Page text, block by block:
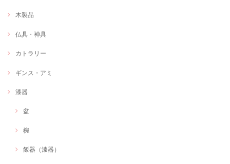
木製品
仏具・神具
カトラリー
ギンス・アミ
漆器
盆
椀
飯器（漆器）